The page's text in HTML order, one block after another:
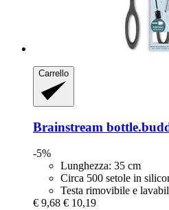
Carrello
Brainstream
-5%
Lunghezza: 35 cm
Circa 500 setole in
Testa rimovibile e
€ 9,68 € 10,19